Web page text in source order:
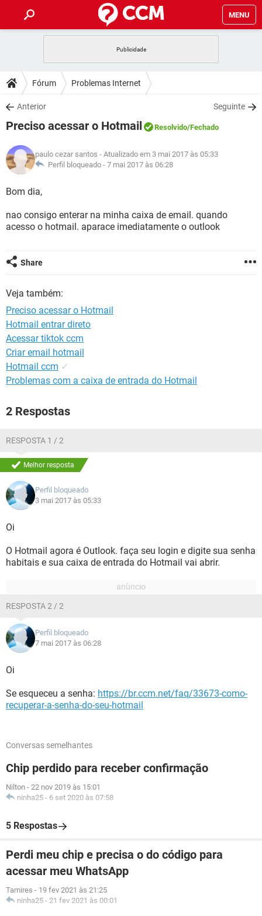
MENU
CELULAR FACEBOOK
OUTLOOK
INSTAGRAM GMAIL
GUIA DE COMPRAS
DICAS
JOGOS WHATSAPP
INSTAGRAM GMAIL
GUIA DE COMPRAS
DOWNLOADS
JOGOS WHATSAPP
CELULAR
OUTLOOK EXCEL
INSTAGRAM
JOGOS WHATSAPP
CELULAR
OUTLOOK
INSTAGRAM GMAIL
GLOSSÁRIO
JOGOS
OUTLOOK EXCEL
GUIA DE COMPRAS
Fórum Problemas Internet
Anterior Seguinte
Preciso acessar o Hotmail Resolvido/Fechado
paulo cezar santos - Atualizado em 3 mai 2017 às 05:33
Perfil bloqueado - 7 mai 2017 às 06:28
Bom dia,
nao consigo enterar na minha caixa de email. quando
acesso o hotmail. aparace imediatamente o outlook
Share
Veja também:
Preciso acessar o Hotmail
Hotmail entrar direto
Acessar tiktok ccm
Criar email hotmail
Hotmail ccm ✓
Problemas com a caixa de entrada do Hotmail
2 Respostas
RESPOSTA 1 / 2
Melhor resposta
Perfil bloqueado
3 mai 2017 às 05:33
Oi
O Hotmail agora é Outlook. faça seu login e digite sua senha
habitais e sua caixa de entrada do Hotmail vai abrir.
RESPOSTA 2 / 2
Perfil bloqueado
7 mai 2017 às 06:28
Oi
Se esqueceu a senha: https://br.ccm.net/faq/33673-como-
recuperar-a-senha-do-seu-hotmail
Conversas semelhantes
Chip perdido para receber confirmação
Nilton - 22 nov 2019 às 15:01
ninha25 - 6 set 2020 às 07:58
5 Respostas
Perdi meu chip e precisa o do código para
acessar meu WhatsApp
Tamires - 19 fev 2021 às 21:25
ninha25 - 21 fev 2021 às 00:01